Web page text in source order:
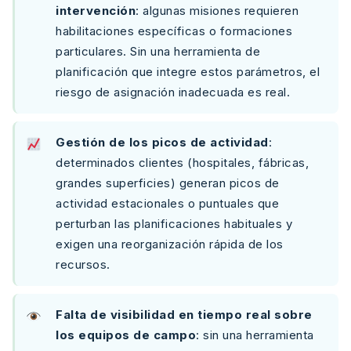
intervención: algunas misiones requieren
habilitaciones específicas o formaciones
particulares. Sin una herramienta de
planificación que integre estos parámetros, el
riesgo de asignación inadecuada es real.
Gestión de los picos de actividad:
determinados clientes (hospitales, fábricas,
grandes superficies) generan picos de
actividad estacionales o puntuales que
perturban las planificaciones habituales y
exigen una reorganización rápida de los
recursos.
Falta de visibilidad en tiempo real sobre
los equipos de campo: sin una herramienta